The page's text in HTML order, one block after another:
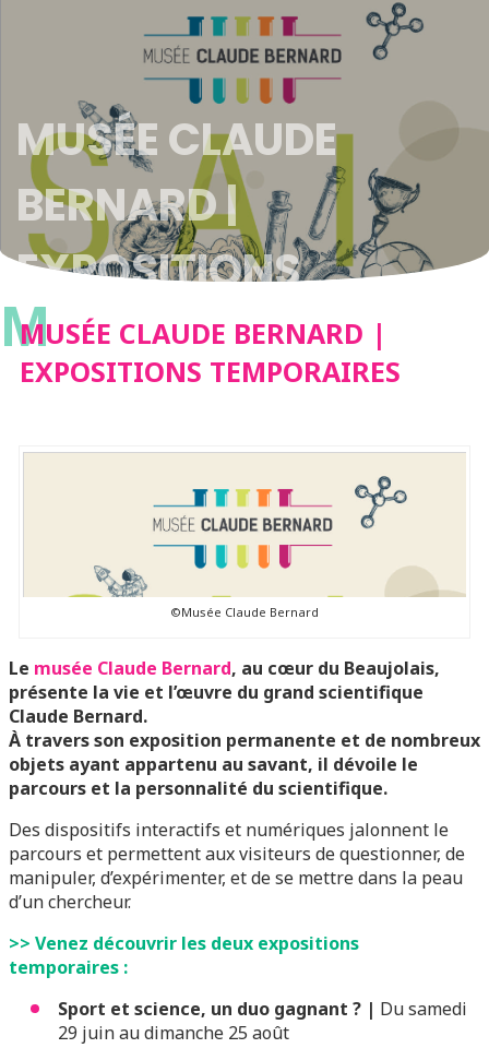
MUSÉE CLAUDE
BERNARD |
EXPOSITIONS
TEMPORAIRES
M
MUSÉE CLAUDE BERNARD |
EXPOSITIONS TEMPORAIRES
©Musée Claude Bernard
Le musée Claude Bernard, au cœur du Beaujolais,
présente la vie et l’œuvre du grand scientifique
Claude Bernard.
À travers son exposition permanente et de nombreux
objets ayant appartenu au savant, il dévoile le
parcours et la personnalité du scientifique.
Des dispositifs interactifs et numériques jalonnent le
parcours et permettent aux visiteurs de questionner, de
manipuler, d’expérimenter, et de se mettre dans la peau
d’un chercheur.
>> Venez découvrir les deux expositions
temporaires :
Sport et science, un duo gagnant ? | Du samedi
29 juin au dimanche 25 août